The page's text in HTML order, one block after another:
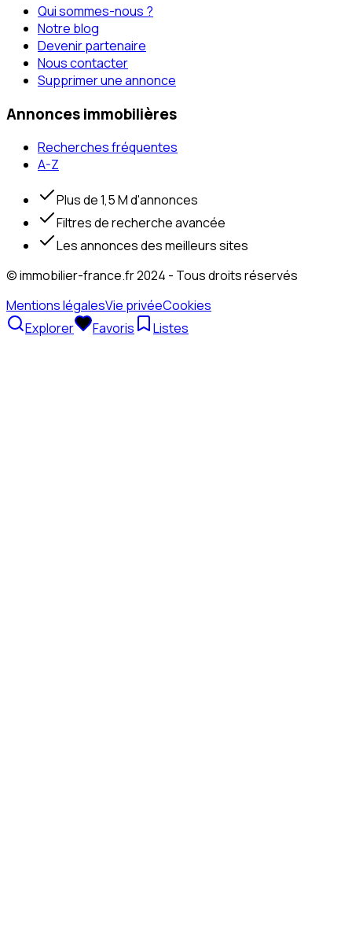
Qui sommes-nous ?
Notre blog
Devenir partenaire
Nous contacter
Supprimer une annonce
Annonces immobilières
Recherches fréquentes
A-Z
Plus de 1,5 M d'annonces
Filtres de recherche avancée
Les annonces des meilleurs sites
© immobilier-france.fr 2024 - Tous droits réservés
Mentions légalesVie privéeCookies
Explorer
Favoris Listes